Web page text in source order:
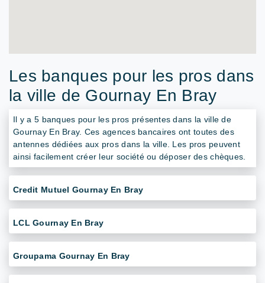
Les banques pour les pros dans
la ville de Gournay En Bray
Il y a 5 banques pour les pros présentes dans la ville de
Gournay En Bray. Ces agences bancaires ont toutes des
antennes dédiées aux pros dans la ville. Les pros peuvent
ainsi facilement créer leur société ou déposer des chèques.
Credit Mutuel Gournay En Bray
LCL Gournay En Bray
Groupama Gournay En Bray